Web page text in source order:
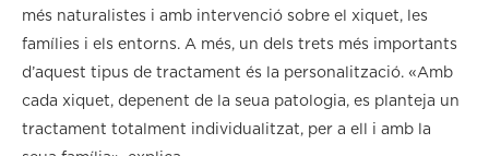
més naturalistes i amb intervenció sobre el xiquet, les
famílies i els entorns. A més, un dels trets més importants
d’aquest tipus de tractament és la personalització. «Amb
cada xiquet, depenent de la seua patologia, es planteja un
tractament totalment individualitzat, per a ell i amb la